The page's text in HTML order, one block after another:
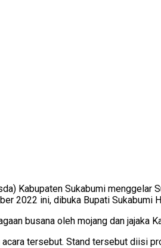
Kabupaten Sukabumi
2022 ini, dibuka Bupati Sukabumi
busana oleh mojang dan jajaka
tersebut. Stand tersebut diisi